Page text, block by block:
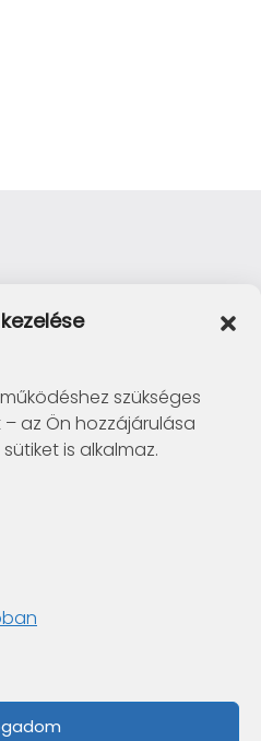
szükséges
az Ön hozzájárulása
is alkalmaz.
Kft.
Erzsébet Királyné útja 29/b.
East
2299
Gogol utca 3. 4.em.